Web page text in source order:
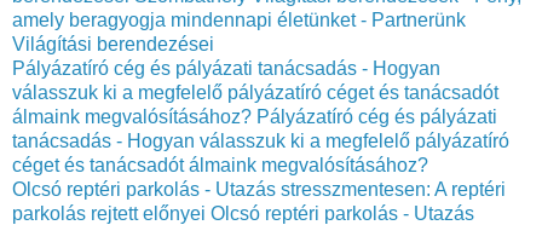
amely beragyogja mindennapi életünket - Partnerünk
Világítási berendezései
Pályázatíró cég és pályázati tanácsadás - Hogyan
válasszuk ki a megfelelő pályázatíró céget és tanácsadót
álmaink megvalósításához? Pályázatíró cég és pályázati
tanácsadás - Hogyan válasszuk ki a megfelelő pályázatíró
céget és tanácsadót álmaink megvalósításához?
Olcsó reptéri parkolás - Utazás stresszmentesen: A reptéri
parkolás rejtett előnyei Olcsó reptéri parkolás - Utazás